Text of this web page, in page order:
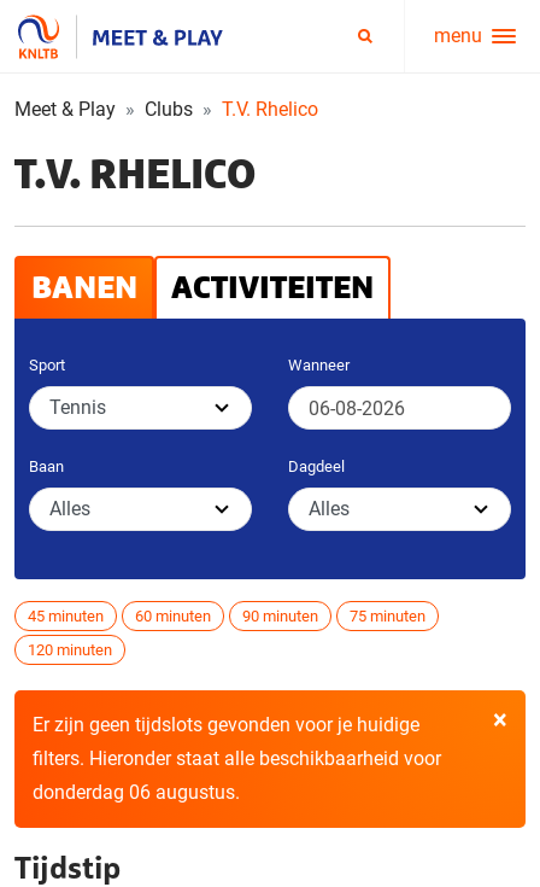
Service
menu
menu
Meet & Play Clubs T.V. Rhelico
T.V. RHELICO
BANEN ACTIVITEITEN
Sport Wanneer
Baan Dagdeel
45 minuten 60 minuten 90 minuten
75 minuten
120 minuten
×
Er zijn geen tijdslots gevonden voor je huidige
filters. Hieronder staat alle beschikbaarheid voor
donderdag 06 augustus.
Tijdstip